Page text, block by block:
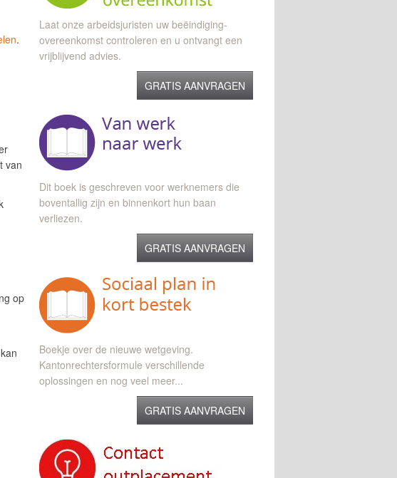
.
van
op
Laat onze arbeidsjuristen uw beëindiging-
overeenkomst controleren en u ontvangt een
vrijblijvend advies.
GRATIS AANVRAGEN
Dit boek is geschreven voor werknemers die
boventallig zijn en binnenkort hun baan
verliezen.
GRATIS AANVRAGEN
Boekje over de nieuwe wetgeving.
Kantonrechtersformule verschillende
oplossingen en nog veel meer...
GRATIS AANVRAGEN